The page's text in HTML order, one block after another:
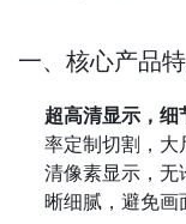
一、核心产品
超高清显示，细
率定制切割，大
清像素显示，
晰细腻，避免画